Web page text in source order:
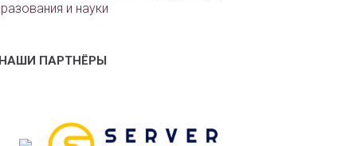
и науки
НАШИ ПАРТНЁРЫ